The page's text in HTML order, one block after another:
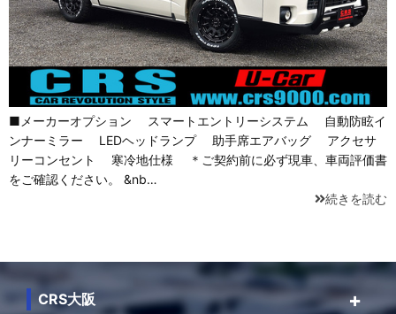
■メーカーオプション スマートエントリーシステム 自動防眩イ
ンナーミラー LEDヘッドランプ 助手席エアバッグ アクセサ
リーコンセント 寒冷地仕様 ＊ご契約前に必ず現車、車両評価書
をご確認ください。 &nb…
続きを読む
CRS大阪